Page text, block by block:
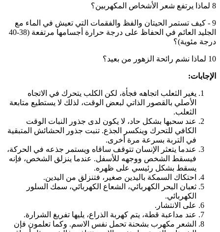
8 لماذا يرتفع شعر الأشخاص المكهربين؟
9 - كيف تستمر الحيتان والفظ والفقمات التي تعيش في الماء مع
الجليد العائم في الحفاظ على درجة حرارة أجسامها مرتفعة (38-40
درجة مئوية)؟
10 لماذا نشم رائحة الزهور من بعيد؟
الإجابات:
يغير الثعلب اتجاهه فجأة، لكن الكلب يتحرك في الاتجاه
الأصلي بالقصور الذاتي لبعض الوقت، لذلك لا يستطيع متابعة
الثعلب.
عند سحبها بشكل حاد، لا يكون لدى جذور النبات الوقت
الكافي للتحرك وينكسر الجذع. تنبت جذور الحشائش المتبقية
في التربة بسرعة مرة أخرى.
عندما يتعثر الإنسان تتوقف ساقاه ويستمر جذعه في الحركة،
فيسقط الشخص ووجهه للأسفل. عندما ينزلق الشخص، فإنه
يسقط بشكل رئيسي على ظهره.
احتكاك السمكة باليدين صغير، فتنزلق من اليدين.
ثعبان البحر الكهربائي، الشعاع الكهربائي، سمك السلور
الكهربائي.
على الانتشار.
عند مداعبة قطة، يتم كهربة الذراع، يليها تفريغ الشرارة.
الشعر مكهرب بشحنة تحمل نفس الاسم. وكما تعلمون فإن